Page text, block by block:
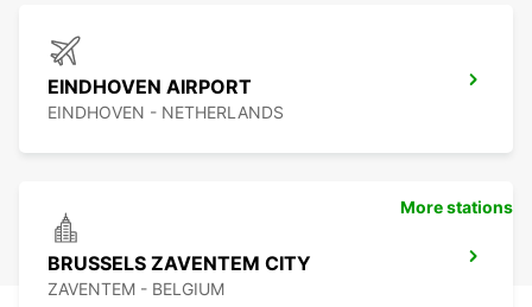
EINDHOVEN AIRPORT
EINDHOVEN - NETHERLANDS
BRUSSELS ZAVENTEM CITY
ZAVENTEM - BELGIUM
More stations